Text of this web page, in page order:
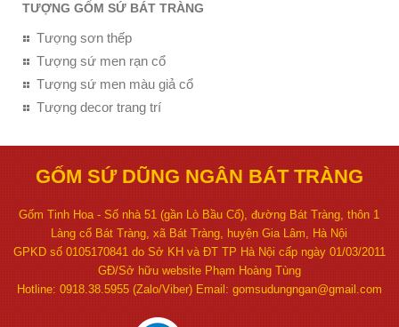
TƯỢNG GỐM SỨ BÁT TRÀNG
Tượng sơn thếp
Tượng sứ men rạn cổ
Tượng sứ men màu giả cổ
Tượng decor trang trí
GỐM SỨ DŨNG NGÂN BÁT TRÀNG
Gốm Tinh Hoa - Số nhà 51 (gần Lò Bầu Cổ), đường Bát Tràng, thôn 1
Làng cổ Bát Tràng, xã Bát Tràng, huyện Gia Lâm, Hà Nội
GPKD số 0105170841 do Sở KH và ĐT TP Hà Nội cấp ngày 01/03/2011
GĐ/Sở hữu website Phạm Hoàng Tùng
Hotline: 0918.38.5955 (Zalo/Viber) Email: gomsudungngan@gmail.com